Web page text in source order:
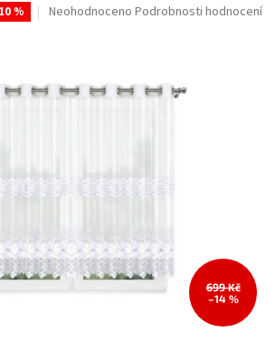
%
Průměrné
z
Neohodnoceno Podrobnosti hodnocení
699 Kč
–14 %